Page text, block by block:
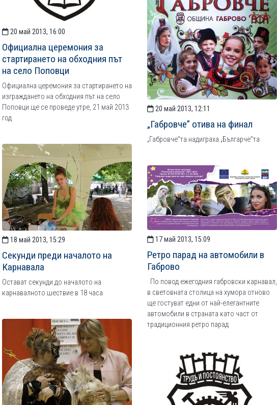
20 май 2013, 16:00
Официална церемония за
стартирането на обходния път
на село Поповци
Официална церемония за стартирането на
изграждането на обходния път на село
Поповци ще се проведе утре, 21 май 2013
год
20 май 2013, 12:11
„Габровче” отива на финал
„Габровче”та надиграха „Българче”та
18 май 2013, 15:29
Секунди преди началото на
Карнавала
Остават секунди до началото на
карнавалното шествие в 18 часа
17 май 2013, 15:09
Ретро парад на автомобили в
Габрово
По повод ежегодния габровски карнавал,
в световната столица на хумора отново
ще гостуват едни от най-елегантните
автомобили в страната като част от
традиционния ретро парад